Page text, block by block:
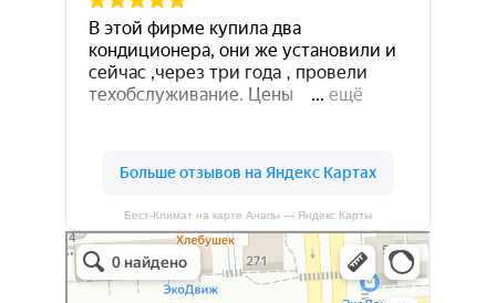
Бест-Климат на карте Анапы — Яндекс Карты
Бест-климат
Кондиционеры в Краснодаре